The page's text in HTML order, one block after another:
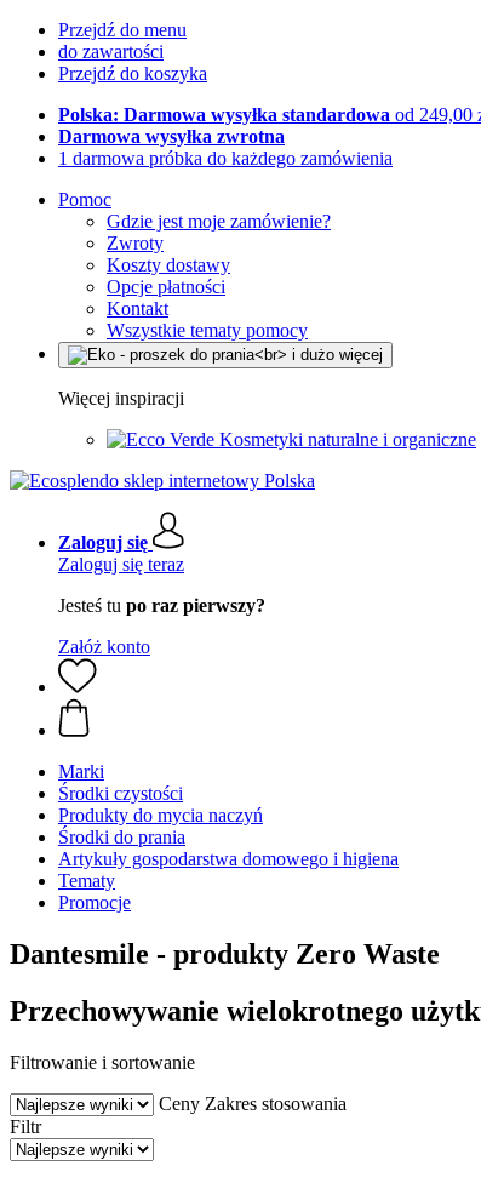
Przejdź do menu
do zawartości
Przejdź do koszyka
Polska: Darmowa wysyłka standardowa od 249,00
Darmowa wysyłka zwrotna
1 darmowa próbka do każdego zamówienia
Pomoc
Gdzie jest moje zamówienie?
Zwroty
Koszty dostawy
Opcje płatności
Kontakt
Wszystkie tematy pomocy
Więcej inspiracji
Kosmetyki naturalne i organiczne
Zaloguj się
Zaloguj się teraz
Jesteś tu po raz pierwszy?
Załóż konto
Marki
Środki czystości
Produkty do mycia naczyń
Środki do prania
Artykuły gospodarstwa domowego i higiena
Tematy
Promocje
Dantesmile - produkty Zero Waste
Przechowywanie wielokrotnego
Filtrowanie i sortowanie
Ceny Zakres stosowania
Filtr